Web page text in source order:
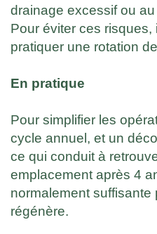
drainage excessif ou
Pour éviter ces risques,
pratiquer une rotation
En pratique
Pour simplifier les
cycle annuel, et un
ce qui conduit à
emplacement après 4
normalement suffisante
régénère.